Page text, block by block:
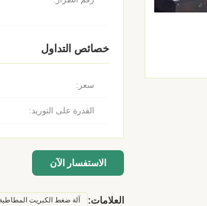
خصائص التداول
سعر:
القدرة على التوريد:
الاستفسار الآن
العلامات: آلة ضغط الكبريت المطاطية PLC